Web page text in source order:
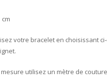
votre bracelet en choisissant
utilisez un mètre de